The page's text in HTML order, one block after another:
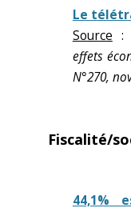
Le
Source :
effets
N°270,
Fiscalité/
44,1%